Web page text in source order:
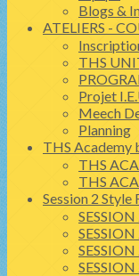
Blogs &
ATELIERS -
THS
Projet
Meech
Planning
THS Academy
THS
THS
Session 2 Style